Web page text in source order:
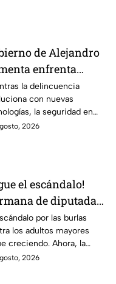
de Alejandro
enfrenta
tecnológico en
policías
con equipos
la delincuencia
con nuevas
la seguridad en
se rezaga. A la falta de
combinación que,
especialistas,
la capacidad de las
para prevenir y
el delito.
2026
el escándalo!
de diputada
Nay
bajo la lupa:
de Hilda
por las burlas
los adultos mayores
creciendo. Ahora, la
ya no sólo alcanza a
2026